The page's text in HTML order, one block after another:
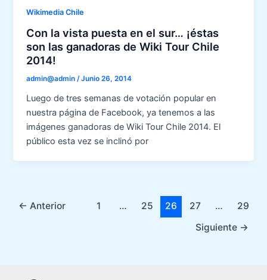
Wikimedia Chile
Con la vista puesta en el sur… ¡éstas
son las ganadoras de Wiki Tour Chile
2014!
admin@admin /Junio 26, 2014
Luego de tres semanas de votación popular en
nuestra página de Facebook, ya tenemos a las
imágenes ganadoras de Wiki Tour Chile 2014. El
público esta vez se inclinó por
← Anterior 1 … 25 26 27 …
29
Siguiente →